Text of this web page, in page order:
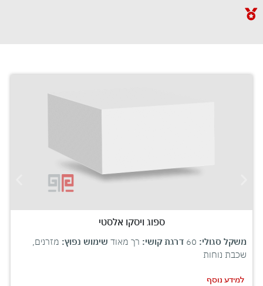
ספוג ויסקו אלסטי
משקל סגולי: דרגת קושי: רך מאוד שימוש נפוץ: מזרנים,
שכבת נוחות
למידע נוסף